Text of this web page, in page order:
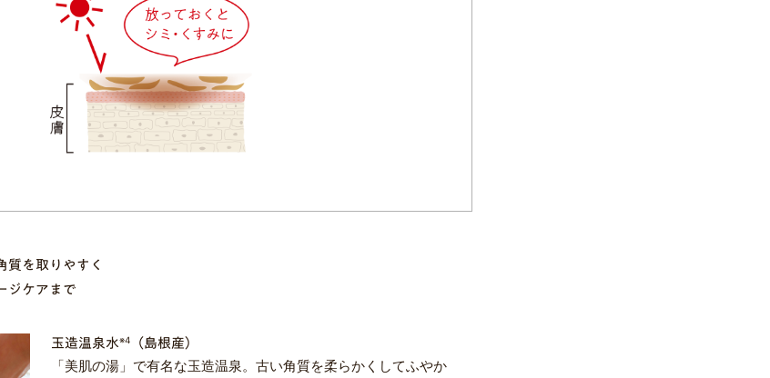
質を取りやすく
ジケアまで
玉造温泉水※4 （島根産）
「美肌の湯」で有名な玉造温泉。古い角質を柔らかくしてふやか